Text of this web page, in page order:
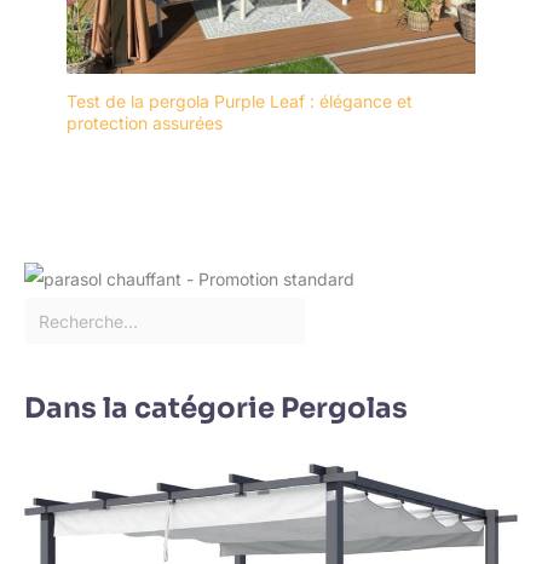
Test de la pergola Purple Leaf : élégance et
protection assurées
Dans la catégorie Pergolas